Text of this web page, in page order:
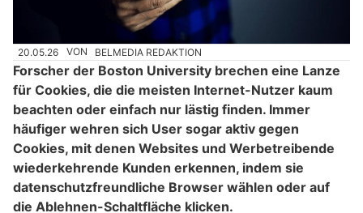
20.05.26 VON BELMEDIA REDAKTION
Forscher der Boston University brechen eine Lanze
für Cookies, die die meisten Internet-Nutzer kaum
beachten oder einfach nur lästig finden. Immer
häufiger wehren sich User sogar aktiv gegen
Cookies, mit denen Websites und Werbetreibende
wiederkehrende Kunden erkennen, indem sie
datenschutzfreundliche Browser wählen oder auf
die Ablehnen-Schaltfläche klicken.